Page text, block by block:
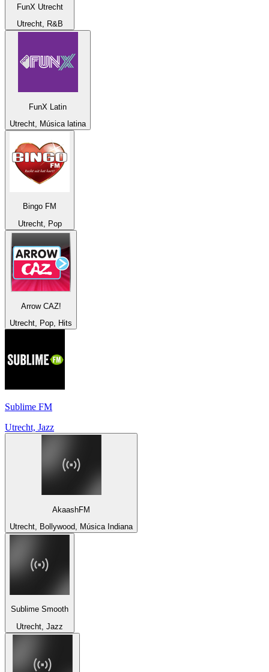
FunX Utrecht
Utrecht, R&B
FunX Latin
Utrecht, Música latina
Bingo FM
Utrecht, Pop
Arrow CAZ!
Utrecht, Pop, Hits
Sublime FM
Utrecht, Jazz
AkaashFM
Utrecht, Bollywood, Música Indiana
Sublime Smooth
Utrecht, Jazz